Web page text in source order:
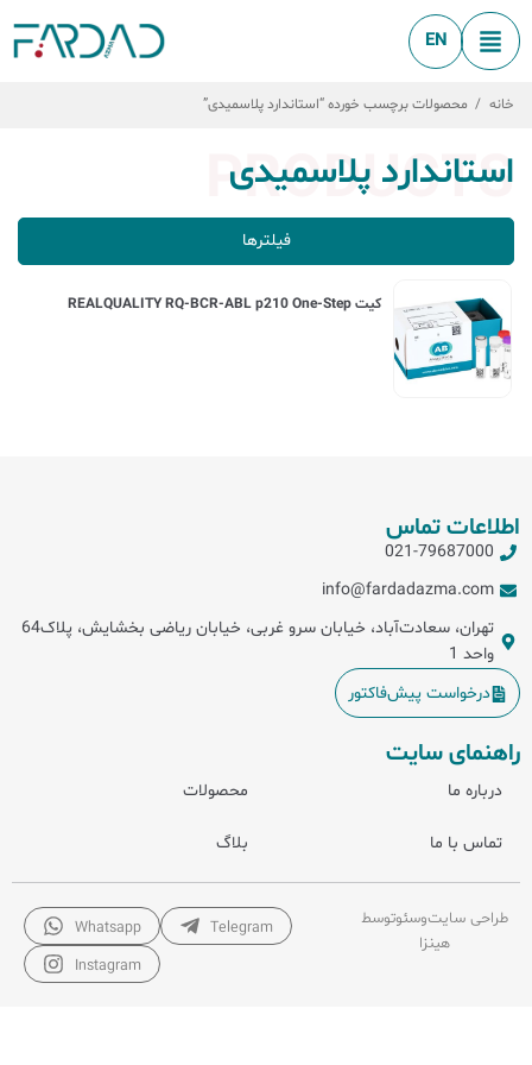
EN
خانه / محصولات برچسب خورده “استاندارد پلاسمیدی”
PRODUCTS
استاندارد پلاسمیدی
فیلترها
کیت REALQUALITY RQ-BCR-ABL p210 One-Step
اطلاعات تماس
021-79687000
info@fardadazma.com
تهران، سعادت‌آباد، خیابان سرو غربی، خیابان ریاضی بخشایش، پلاک64
واحد 1
راهنمای سایت
درباره ما محصولات
تماس با ما بلاگ
درخواست پیش‌فاکتور
طراحی سایتوسئوتوسط
هینزا
Whatsapp
Telegram
Instagram